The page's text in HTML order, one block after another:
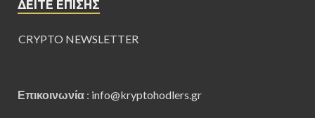
ΔΕΊΤΕ ΕΠΊΣΗΣ
CRYPTO NEWSLETTER
Επικοινωνία : info@kryptohodlers.gr